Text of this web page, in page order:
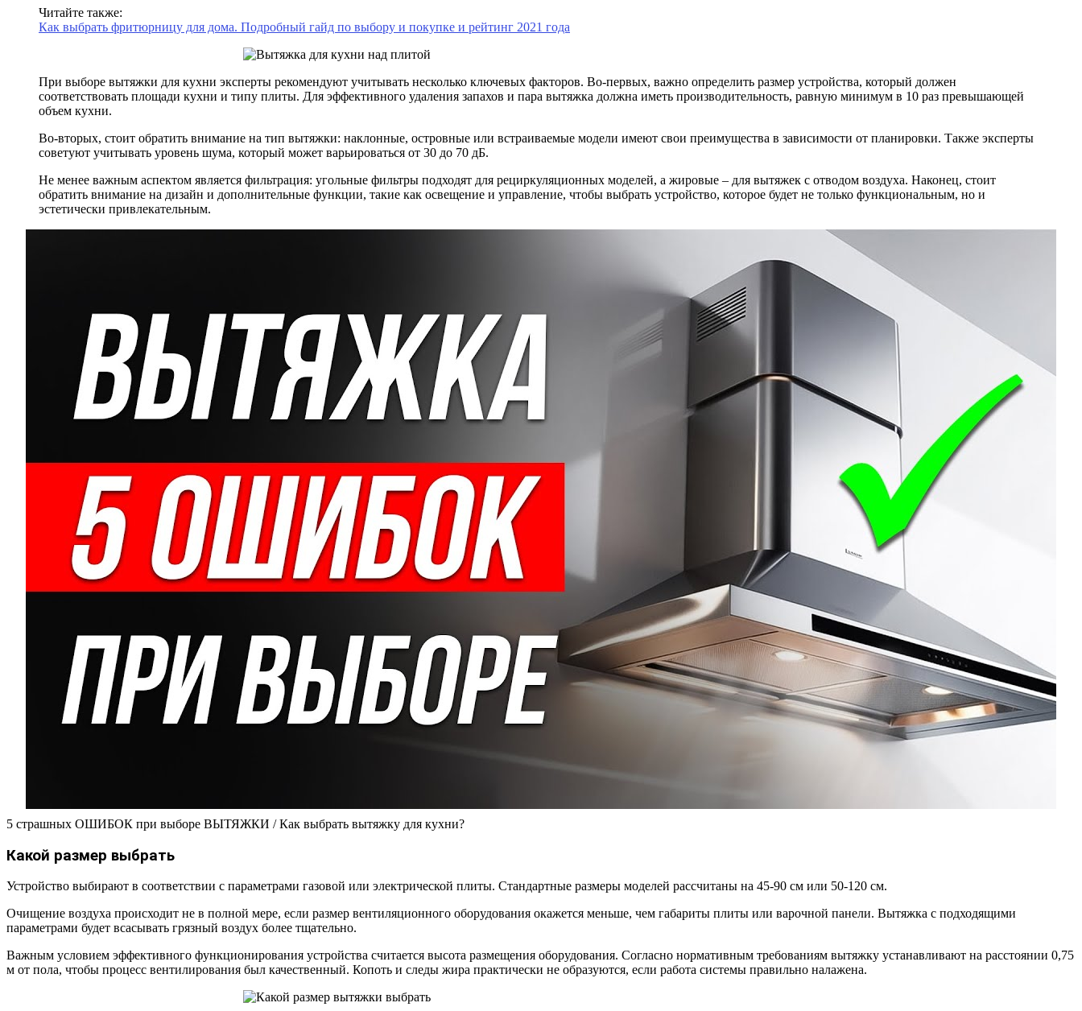
Читайте также:
Как выбрать фритюрницу для дома. Подробный гайд по выбору и покупке и рейтинг 2021 года
При выборе вытяжки для кухни эксперты рекомендуют учитывать несколько ключевых факторов. Во-первых, важно определить размер устройства, который должен
соответствовать площади кухни и типу плиты. Для эффективного удаления запахов и пара вытяжка должна иметь производительность, равную минимум в 10 раз превышающей
объем кухни.
Во-вторых, стоит обратить внимание на тип вытяжки: наклонные, островные или встраиваемые модели имеют свои преимущества в зависимости от планировки. Также эксперты
советуют учитывать уровень шума, который может варьироваться от 30 до 70 дБ.
Не менее важным аспектом является фильтрация: угольные фильтры подходят для рециркуляционных моделей, а жировые – для вытяжек с отводом воздуха. Наконец, стоит
обратить внимание на дизайн и дополнительные функции, такие как освещение и управление, чтобы выбрать устройство, которое будет не только функциональным, но и
эстетически привлекательным.
5 страшных ОШИБОК при выборе ВЫТЯЖКИ / Как выбрать вытяжку для кухни?
Какой размер выбрать
Устройство выбирают в соответствии с параметрами газовой или электрической плиты. Стандартные размеры моделей рассчитаны на 45-90 см или 50-120 см.
Очищение воздуха происходит не в полной мере, если размер вентиляционного оборудования окажется меньше, чем габариты плиты или варочной панели. Вытяжка с подходящими
параметрами будет всасывать грязный воздух более тщательно.
Важным условием эффективного функционирования устройства считается высота размещения оборудования. Согласно нормативным требованиям вытяжку устанавливают на расстоянии 0,75
м от пола, чтобы процесс вентилирования был качественный. Копоть и следы жира практически не образуются, если работа системы правильно налажена.